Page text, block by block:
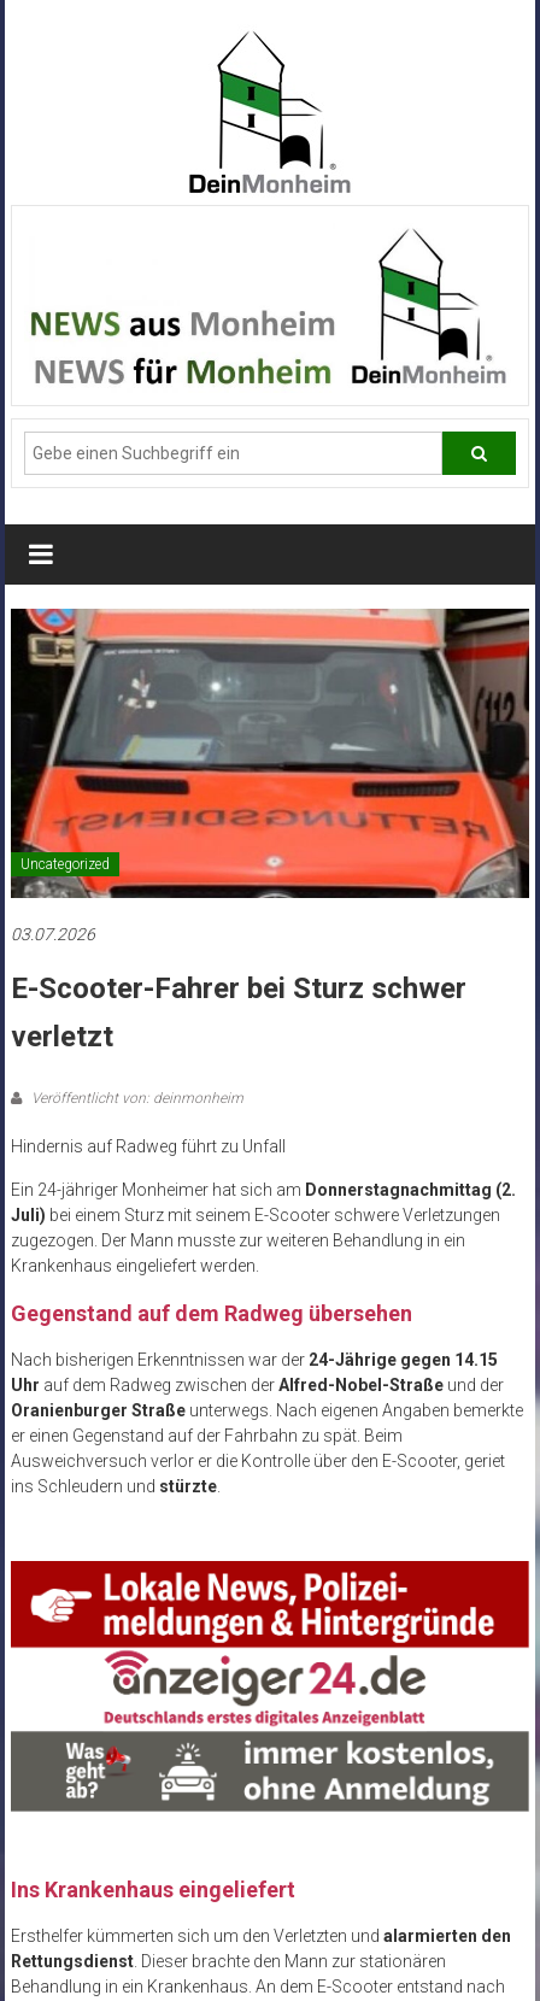
Alle
News
aus
Deiner
Stadt
Monheim
Uncategorized
03.07.2026
E-Scooter-Fahrer bei Sturz schwer
verletzt
Veröffentlicht von: deinmonheim
Hindernis auf Radweg führt zu Unfall
Ein 24-jähriger Monheimer hat sich am Donnerstagnachmittag (2.
Juli) bei einem Sturz mit seinem E-Scooter schwere Verletzungen
zugezogen. Der Mann musste zur weiteren Behandlung in ein
Krankenhaus eingeliefert werden.
Gegenstand auf dem Radweg übersehen
Nach bisherigen Erkenntnissen war der 24-Jährige gegen 14.15
Uhr auf dem Radweg zwischen derAlfred-Nobel-Straßeund der
Oranienburger Straßeunterwegs. Nach eigenen Angaben bemerkte
er einen Gegenstand auf der Fahrbahn zu spät. Beim
Ausweichversuch verlor er die Kontrolle über den E-Scooter, geriet
ins Schleudern und stürzte.
Ins Krankenhaus eingeliefert
Ersthelfer kümmerten sich um den Verletzten und alarmierten den
Rettungsdienst. Dieser brachte den Mann zur stationären
Behandlung in ein Krankenhaus. An dem E-Scooter entstand nach